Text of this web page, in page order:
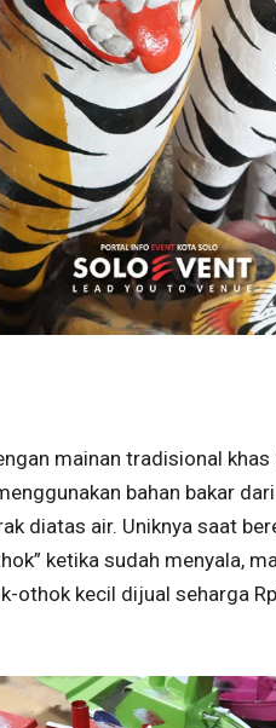
mainan tradisional
bahan bakar
diatas air. Uniknya saat
ketika sudah menyala,
othok kecil dijual seharga